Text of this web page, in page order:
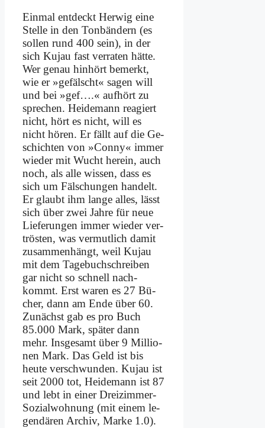
Ein­mal ent­deckt Her­wig ei­ne
Stel­le in den Ton­bän­dern (es
sol­len rund 400 sein), in der
sich Ku­jau fast ver­ra­ten hät­te.
Wer ge­nau hin­hört be­merkt,
wie er »ge­fälscht« sa­gen will
und bei »gef….« auf­hört zu
spre­chen. Hei­de­mann re­agiert
nicht, hört es nicht, will es
nicht hö­ren. Er fällt auf die Ge­
schich­ten von »Con­ny« im­mer
wie­der mit Wucht her­ein, auch
noch, als al­le wis­sen, dass es
sich um Fäl­schun­gen han­delt.
Er glaubt ihm lan­ge al­les, lässt
sich über zwei Jah­re für neue
Lie­fe­run­gen im­mer wie­der ver­
trö­sten, was ver­mut­lich da­mit
zu­sam­men­hängt, weil Ku­jau
mit dem Ta­ge­buch­schrei­ben
gar nicht so schnell nach­
kommt. Erst wa­ren es 27 Bü­
cher, dann am En­de über 60.
Zu­nächst gab es pro Buch
85.000 Mark, spä­ter dann
mehr. Ins­ge­samt über 9 Mil­lio­
nen Mark. Das Geld ist bis
heu­te ver­schwun­den. Ku­jau ist
seit 2000 tot, Hei­de­mann ist 87
und lebt in ei­ner Drei­zim­mer-
So­zi­al­woh­nung (mit ei­nem le­
gen­dä­ren Ar­chiv, Mar­ke 1.0).